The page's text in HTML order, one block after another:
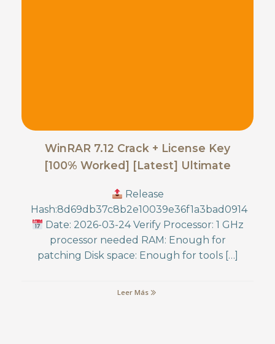
WinRAR 7.12 Crack + License Key
[100% Worked] [Latest] Ultimate
Release
Hash:8d69db37c8b2e10039e36f1a3bad0914
Date: 2026-03-24 Verify Processor: 1 GHz
processor needed RAM: Enough for
patching Disk space: Enough for tools […]
Leer Más